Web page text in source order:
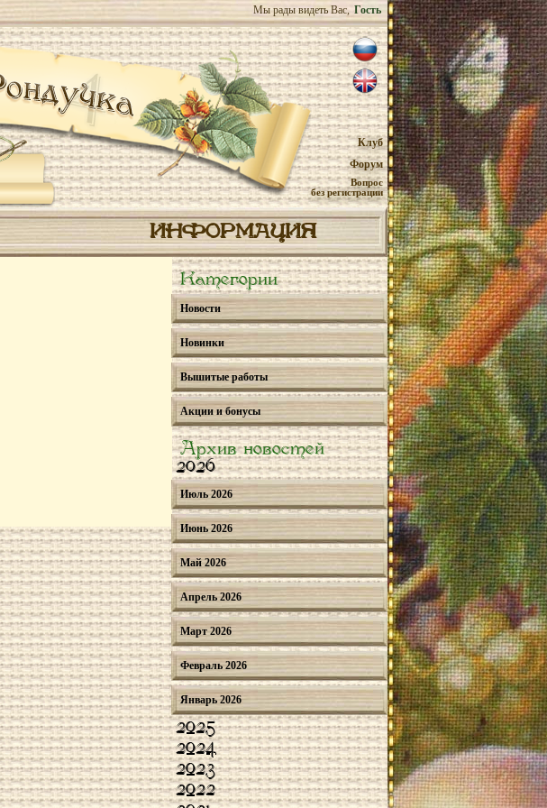
Мы рады видеть Вас, Гость
Клуб
Форум
Вопрос
без регистрации
ИНФОРМАЦИЯ
Категории
Новости
Новинки
Вышитые работы
Акции и бонусы
Архив новостей
2026
Июль 2026
Июнь 2026
Май 2026
Апрель 2026
Март 2026
Февраль 2026
Январь 2026
2025
2024
2023
2022